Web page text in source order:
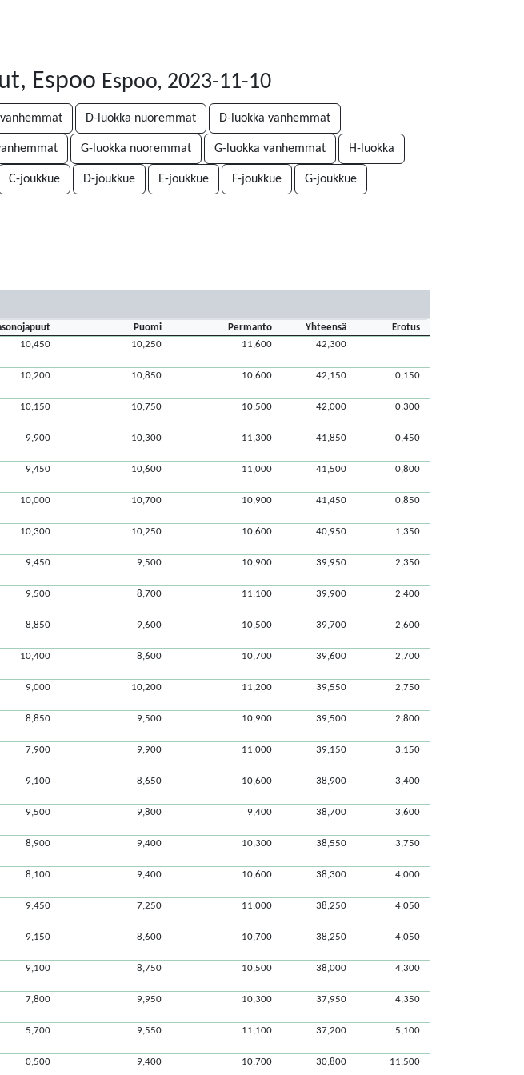
Espoo Espoo, 2023-11-10
D-luokka nuoremmat D-luokka vanhemmat
G-luokka nuoremmat G-luokka vanhemmat H-luokka
C-joukkue D-joukkue E-joukkue F-joukkue G-joukkue
Puomi Permanto Yhteensä
Erotus
10,450 10,250 11,600 42,300
10,200 10,850 10,600 42,150 0,150
10,150 10,750 10,500 42,000 0,300
9,900 10,300 11,300 41,850 0,450
9,450 10,600 11,000 41,500 0,800
10,000 10,700 10,900 41,450 0,850
10,300 10,250 10,600 40,950 1,350
9,450 9,500 10,900 39,950 2,350
9,500 8,700 11,100 39,900 2,400
8,850 9,600 10,500 39,700 2,600
10,400 8,600 10,700 39,600 2,700
9,000 10,200 11,200 39,550 2,750
8,850 9,500 10,900 39,500 2,800
7,900 9,900 11,000 39,150 3,150
9,100 8,650 10,600 38,900 3,400
9,500 9,800 9,400 38,700 3,600
8,900 9,400 10,300 38,550 3,750
8,100 9,400 10,600 38,300 4,000
9,450 7,250 11,000 38,250 4,050
9,150 8,600 10,700 38,250 4,050
9,100 8,750 10,500 38,000 4,300
7,800 9,950 10,300 37,950 4,350
5,700 9,550 11,100 37,200 5,100
0,500 9,400 10,700 30,800 11,500